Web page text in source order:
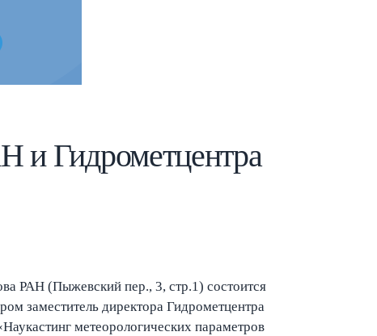
Гидрометцентра
РАН (Пыжевский пер., 3, стр.1) состоится
заместитель директора Гидрометцентра
метеорологических параметров